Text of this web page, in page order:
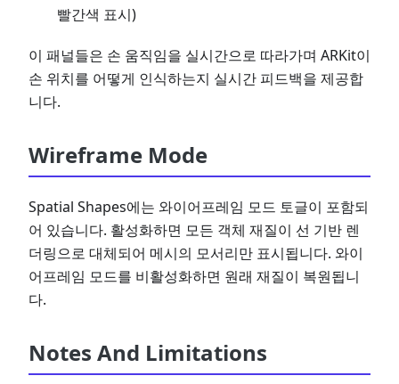
빨간색 표시)
이 패널들은 손 움직임을 실시간으로 따라가며 ARKit이
손 위치를 어떻게 인식하는지 실시간 피드백을 제공합
니다.
Wireframe Mode
Spatial Shapes에는 와이어프레임 모드 토글이 포함되
어 있습니다. 활성화하면 모든 객체 재질이 선 기반 렌
더링으로 대체되어 메시의 모서리만 표시됩니다. 와이
어프레임 모드를 비활성화하면 원래 재질이 복원됩니
다.
Notes And Limitations